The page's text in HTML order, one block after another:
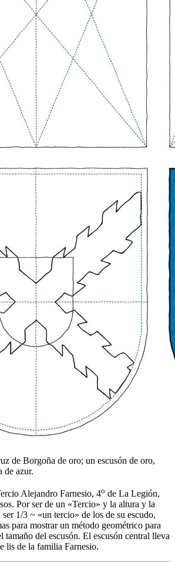
de Borgoña de oro; un escusón de oro,
de azur.
Alejandro Farnesio, 4o de La Legión,
Por ser de un «Tercio» y la altura y la
ser 1/3 ~ «un tercio» de los de su escudo,
para mostrar un método geométrico para
tamaño del escusón. El escusón central lleva
lis de la familia Farnesio.